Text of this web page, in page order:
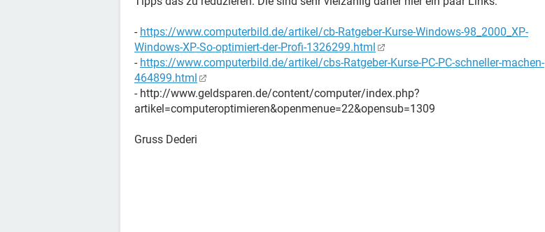
- https://www.computerbild.de/artikel/cb-Ratgeber-Kurse-Windows-98_2000_XP-
Windows-XP-So-optimiert-der-Profi-1326299.html
- https://www.computerbild.de/artikel/cbs-Ratgeber-Kurse-PC-PC-schneller-machen-
464899.html
- http://www.geldsparen.de/content/computer/index.php?
artikel=computeroptimieren&openmenue=22&opensub=1309
Gruss Dederi